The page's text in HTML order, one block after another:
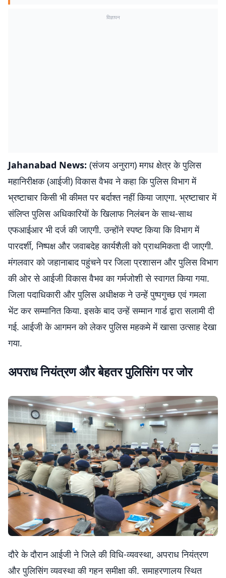
विज्ञापन
Jahanabad News: (संजय अनुराग) मगध क्षेत्र के पुलिस
महानिरीक्षक (आईजी) विकास वैभव ने कहा कि पुलिस विभाग में
भ्रष्टाचार किसी भी कीमत पर बर्दाश्त नहीं किया जाएगा. भ्रष्टाचार में
संलिप्त पुलिस अधिकारियों के खिलाफ निलंबन के साथ-साथ
एफआईआर भी दर्ज की जाएगी. उन्होंने स्पष्ट किया कि विभाग में
पारदर्शी, निष्पक्ष और जवाबदेह कार्यशैली को प्राथमिकता दी जाएगी.
मंगलवार को जहानाबाद पहुंचने पर जिला प्रशासन और पुलिस विभाग
की ओर से आईजी विकास वैभव का गर्मजोशी से स्वागत किया गया.
जिला पदाधिकारी और पुलिस अधीक्षक ने उन्हें पुष्पगुच्छ एवं गमला
भेंट कर सम्मानित किया. इसके बाद उन्हें सम्मान गार्ड द्वारा सलामी दी
गई. आईजी के आगमन को लेकर पुलिस महकमे में खासा उत्साह देखा
गया.
अपराध नियंत्रण और बेहतर पुलिसिंग पर जोर
दौरे के दौरान आईजी ने जिले की विधि-व्यवस्था, अपराध नियंत्रण
और पुलिसिंग व्यवस्था की गहन समीक्षा की. समाहरणालय स्थित